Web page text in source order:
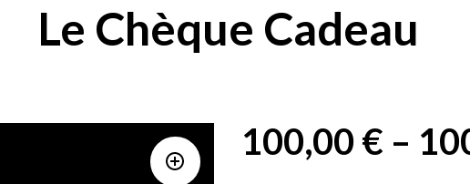
Le Chèque Cadeau
100,00 € –